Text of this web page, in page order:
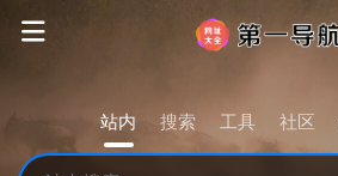
站内 搜索 工具 社区